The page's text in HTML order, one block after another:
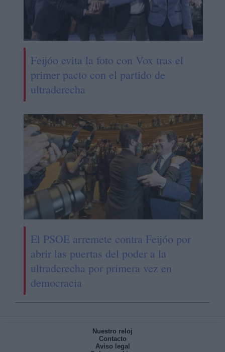
Feijóo evita la foto con Vox tras el
primer pacto con el partido de
ultraderecha
El PSOE arremete contra Feijóo por
abrir las puertas del poder a la
ultraderecha por primera vez en
democracia
Nuestro reloj
Contacto
Aviso legal